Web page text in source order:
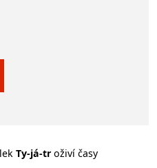
Ty-já-tr oživí časy